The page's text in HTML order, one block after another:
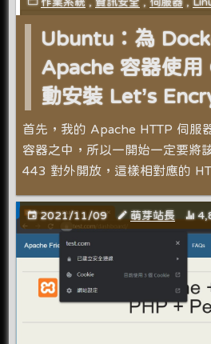
Ubuntu：為
Apache 容器使
動安裝 Let’s
首先，我的 Apache HTTP 伺服
容器之中，所以一開始一定要將
443 對外開放，這樣相對應的
2021/11/09 萌芽站長